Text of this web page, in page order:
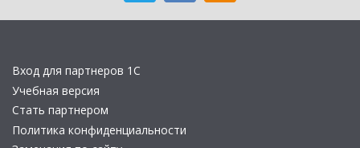
Вход для партнеров 1С
Учебная версия
Стать партнером
Политика конфиденциальности